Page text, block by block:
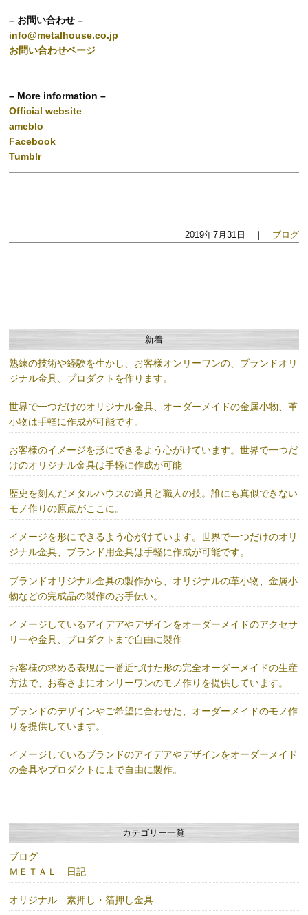
– お問い合わせ –
info@metalhouse.co.jp
お問い合わせページ
– More information –
Official website
ameblo
Facebook
Tumblr
2019年7月31日 ｜ ブログ
新着
熟練の技術や経験を生かし、お客様オンリーワンの、ブランドオリ
ジナル金具、プロダクトを作ります。
世界で一つだけのオリジナル金具、オーダーメイドの金属小物、革
小物は手軽に作成が可能です。
お客様のイメージを形にできるよう心がけています。世界で一つだ
けのオリジナル金具は手軽に作成が可能
歴史を刻んだメタルハウスの道具と職人の技。誰にも真似できない
モノ作りの原点がここに。
イメージを形にできるよう心がけています。世界で一つだけのオリ
ジナル金具、ブランド用金具は手軽に作成が可能です。
ブランドオリジナル金具の製作から、オリジナルの革小物、金属小
物などの完成品の製作のお手伝い。
イメージしているアイデアやデザインをオーダーメイドのアクセサ
リーや金具、プロダクトまで自由に製作
お客様の求める表現に一番近づけた形の完全オーダーメイドの生産
方法で、お客さまにオンリーワンのモノ作りを提供しています。
ブランドのデザインやご希望に合わせた、オーダーメイドのモノ作
りを提供しています。
イメージしているブランドのアイデアやデザインをオーダーメイド
の金具やプロダクトにまで自由に製作。
カテゴリー一覧
ブログ
ＭＥＴＡＬ 日記
オリジナル 素押し・箔押し金具